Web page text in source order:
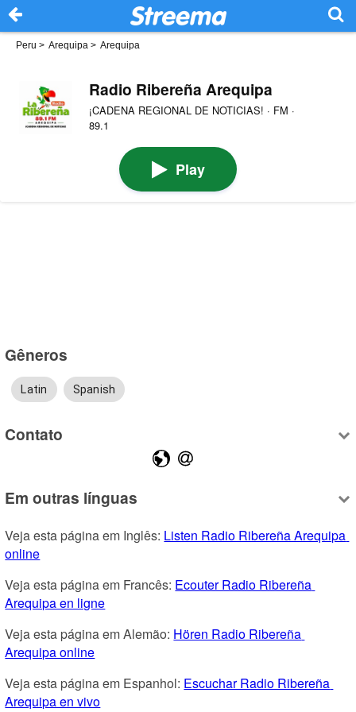
Peru > Arequipa > Arequipa
Radio Ribereña Arequipa
¡CADENA REGIONAL DE NOTICIAS! · FM ·
89.1
Play
Gêneros
Latin Spanish
Contato
Em outras línguas
Veja esta página em Inglês: Listen Radio Ribereña Arequipa
online
Veja esta página em Francês: Ecouter Radio Ribereña
Arequipa en ligne
Veja esta página em Alemão: Hören Radio Ribereña
Arequipa online
Veja esta página em Espanhol: Escuchar Radio Ribereña
Arequipa en vivo